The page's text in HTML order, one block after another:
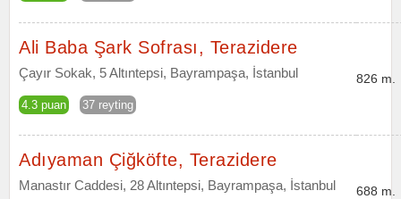
Ali Baba Şark Sofrası, Terazidere
Çayır Sokak, 5 Altıntepsi, Bayrampaşa, İstanbul
4.3 puan 37 reyting
826 m.
Adıyaman Çiğköfte, Terazidere
Manastır Caddesi, 28 Altıntepsi, Bayrampaşa, İstanbul 688 m.